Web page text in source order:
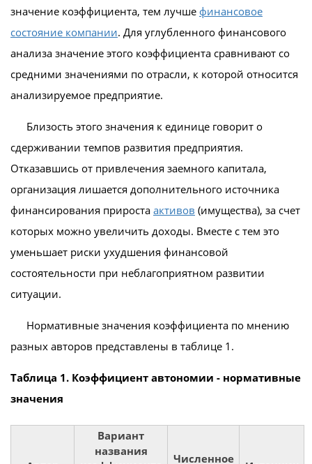
значение коэффициента, тем лучше финансовое
состояние компании. Для углубленного финансового
анализа значение этого коэффициента сравнивают со
средними значениями по отрасли, к которой относится
анализируемое предприятие.
Близость этого значения к единице говорит о
сдерживании темпов развития предприятия.
Отказавшись от привлечения заемного капитала,
организация лишается дополнительного источника
финансирования прироста активов (имущества), за счет
которых можно увеличить доходы. Вместе с тем это
уменьшает риски ухудшения финансовой
состоятельности при неблагоприятном развитии
ситуации.
Нормативные значения коэффициента по мнению
разных авторов представлены в таблице 1.
Таблица 1. Коэффициент автономии - нормативные
значения
Вариант
названия
Численное